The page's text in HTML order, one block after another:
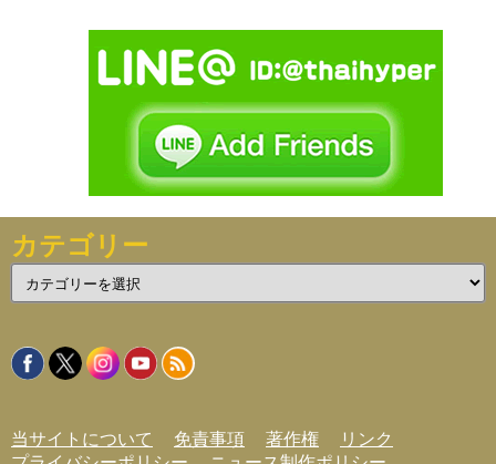
カテゴリー
テ
リ
ー
当サイトについて 免責事項 著作権
リンク